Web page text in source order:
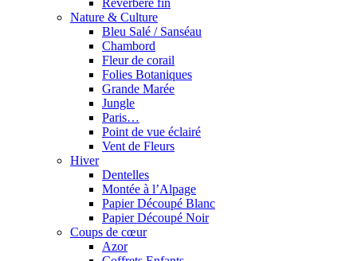
Nature & Culture
Bleu Salé / Sanséau
Chambord
Fleur de corail
Folies Botaniques
Grande Marée
Jungle
Paris…
Point de vue éclairé
Vent de Fleurs
Hiver
Dentelles
Montée à l’Alpage
Papier Découpé Blanc
Papier Découpé Noir
Coups de cœur
Azor